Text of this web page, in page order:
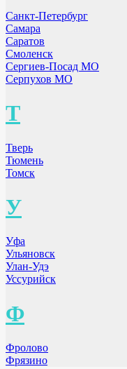
Санкт-Петербург
Самара
Саратов
Смоленск
Сергиев-Посад МО
Серпухов МО
Т
Тверь
Тюмень
Томск
У
Уфа
Ульяновск
Улан-Удэ
Уссурийск
Ф
Фролово
Фрязино